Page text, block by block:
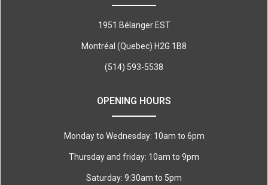
1951 Bélanger EST
Montréal (Quebec) H2G 1B8
(514) 593-5538
OPENING HOURS
Monday to Wednesday: 10am to 6pm
Thursday and friday: 10am to 9pm
Saturday: 9:30am to 5pm